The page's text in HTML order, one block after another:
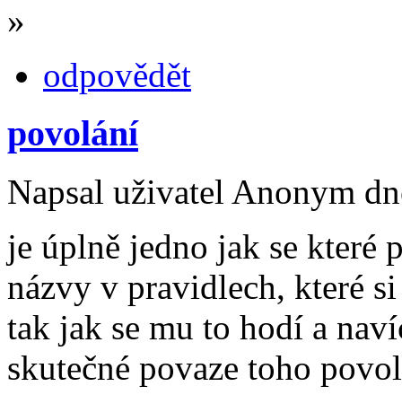
»
odpovědět
povolání
Napsal uživatel Anonym
je úplně jedno jak se které
názvy v pravidlech, které
tak jak se mu to hodí a
skutečné povaze toho